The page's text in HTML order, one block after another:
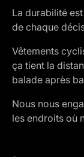
La durabilité
de chaque
Vêtements
ça tient la
balade après
Nous nous
les endroits où